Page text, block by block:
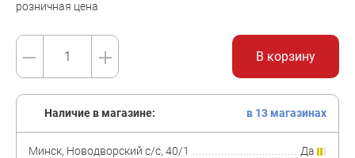
розничная цена
В корзину
Наличие в магазине: в 13 магазинах
Минск, Новодворский с/с, 40/1
Да